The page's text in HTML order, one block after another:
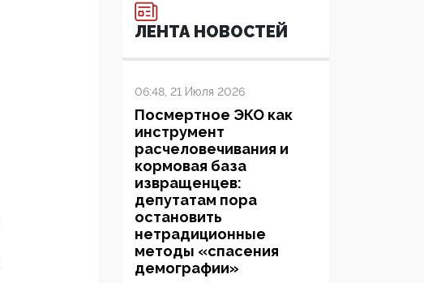
ЛЕНТА НОВОСТЕЙ
06:48, 21 Июля 2026
Посмертное ЭКО как
инструмент
расчеловечивания и
кормовая база
извращенцев:
депутатам пора
остановить
нетрадиционные
методы «спасения
демографии»